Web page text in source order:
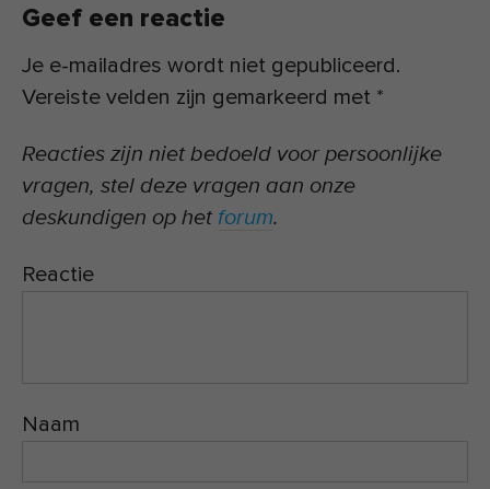
Geef een reactie
Je e-mailadres wordt niet gepubliceerd.
Vereiste velden zijn gemarkeerd met *
Reacties zijn niet bedoeld voor persoonlijke
vragen, stel deze vragen aan onze
deskundigen op het forum.
Reactie
Naam